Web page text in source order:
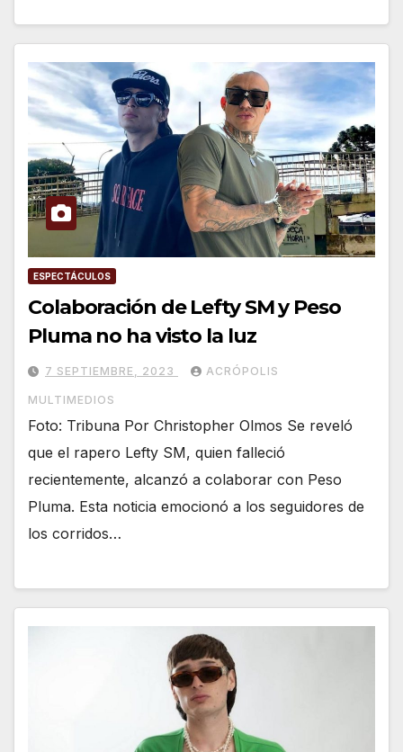
ESPECTÁCULOS
Colaboración de Lefty SM y Peso
Pluma no ha visto la luz
7 SEPTIEMBRE, 2023 ACRÓPOLIS
MULTIMEDIOS
Foto: Tribuna Por Christopher Olmos Se reveló
que el rapero Lefty SM, quien falleció
recientemente, alcanzó a colaborar con Peso
Pluma. Esta noticia emocionó a los seguidores de
los corridos…